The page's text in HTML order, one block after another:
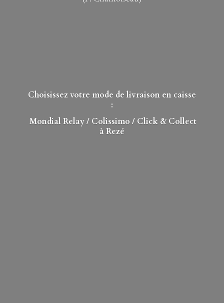
Choisissez votre mode de livraison en caisse
:
Mondial Relay/ Colissimo / Click & Collect
à Rezé